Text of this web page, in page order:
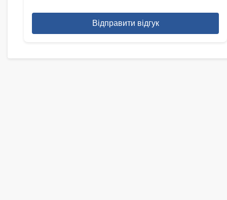
Відправити відгук